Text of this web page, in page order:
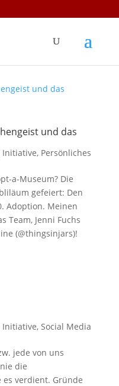
und das
Initiative, Persönliches
a-Museum? Die
gefeiert: Den
Adoption. Meinen
Team, Jenni Fuchs
(@thingsinjars)!
Initiative, Social Media
jede von uns
die
verdient. Gründe